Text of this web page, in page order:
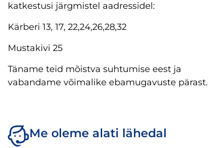
katkestusi järgmistel aadressidel:
Kärberi 13, 17, 22,24,26,28,32
Mustakivi 25
Täname teid mõistva suhtumise eest ja
vabandame võimalike ebamugavuste pärast.
Me oleme alati lähedal